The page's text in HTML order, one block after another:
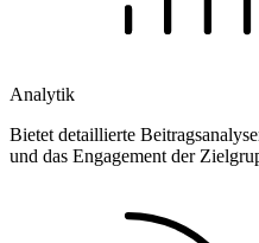
Analytik
Bietet detaillierte
und das Engagement der